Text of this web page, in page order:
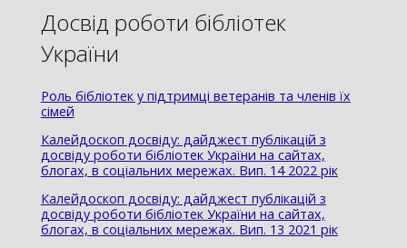
Досвід роботи бібліотек
України
Роль бібліотек у підтримці ветеранів та членів їх
сімей
Калейдоскоп досвіду: дайджест публікацій з
досвіду роботи бібліотек України на сайтах,
блогах, в соціальних мережах. Вип. 14 2022 рік
Калейдоскоп досвіду: дайджест публікацій з
досвіду роботи бібліотек України на сайтах,
блогах, в соціальних мережах. Вип. 13 2021 рік